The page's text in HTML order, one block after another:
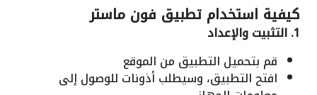
كيفية استخدام تطبيق فون ماستر
1. التثبيت والإعداد
قم بتحميل التطبيق من الموقع
افتح التطبيق، وسيطلب أذونات للوصول إلى